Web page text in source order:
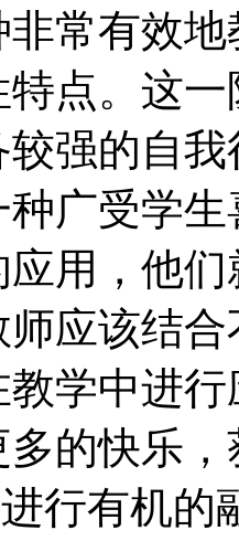
常有效
点。这
强的自
广受学
用，他
应该结
学中进
的快乐
进行有机